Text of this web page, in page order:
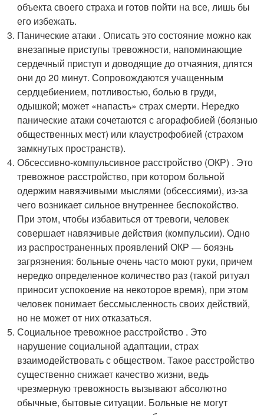
объекта своего страха и готов пойти на все, лишь бы
его избежать.
Панические атаки . Описать это состояние можно как
внезапные приступы тревожности, напоминающие
сердечный приступ и доводящие до отчаяния, длятся
они до 20 минут. Сопровождаются учащенным
сердцебиением, потливостью, болью в груди,
одышкой; может «напасть» страх смерти. Нередко
панические атаки сочетаются с агорафобией (боязнью
общественных мест) или клаустрофобией (страхом
замкнутых пространств).
Обсессивно-компульсивное расстройство (ОКР) . Это
тревожное расстройство, при котором больной
одержим навязчивыми мыслями (обсессиями), из-за
чего возникает сильное внутреннее беспокойство.
При этом, чтобы избавиться от тревоги, человек
совершает навязчивые действия (компульсии). Одно
из распространенных проявлений ОКР — боязнь
загрязнения: больные очень часто моют руки, причем
нередко определенное количество раз (такой ритуал
приносит успокоение на некоторое время), при этом
человек понимает бессмысленность своих действий,
но не может от них отказаться.
Социальное тревожное расстройство . Это
нарушение социальной адаптации, страх
взаимодействовать с обществом. Такое расстройство
существенно снижает качество жизни, ведь
чрезмерную тревожность вызывают абсолютно
обычные, бытовые ситуации. Больные не могут